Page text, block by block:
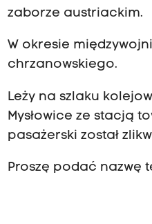
zaborze austriackim.
W okresie
chrzanowskiego.
Leży na szlaku
Mysłowice ze stacją
pasażerski został
Proszę podać nazwę